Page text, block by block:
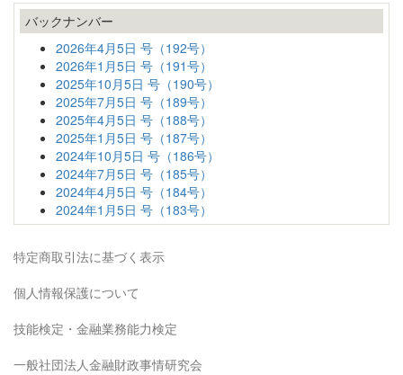
バックナンバー
2026年4月5日 号（192号）
2026年1月5日 号（191号）
2025年10月5日 号（190号）
2025年7月5日 号（189号）
2025年4月5日 号（188号）
2025年1月5日 号（187号）
2024年10月5日 号（186号）
2024年7月5日 号（185号）
2024年4月5日 号（184号）
2024年1月5日 号（183号）
特定商取引法に基づく表示
個人情報保護について
技能検定・金融業務能力検定
一般社団法人金融財政事情研究会